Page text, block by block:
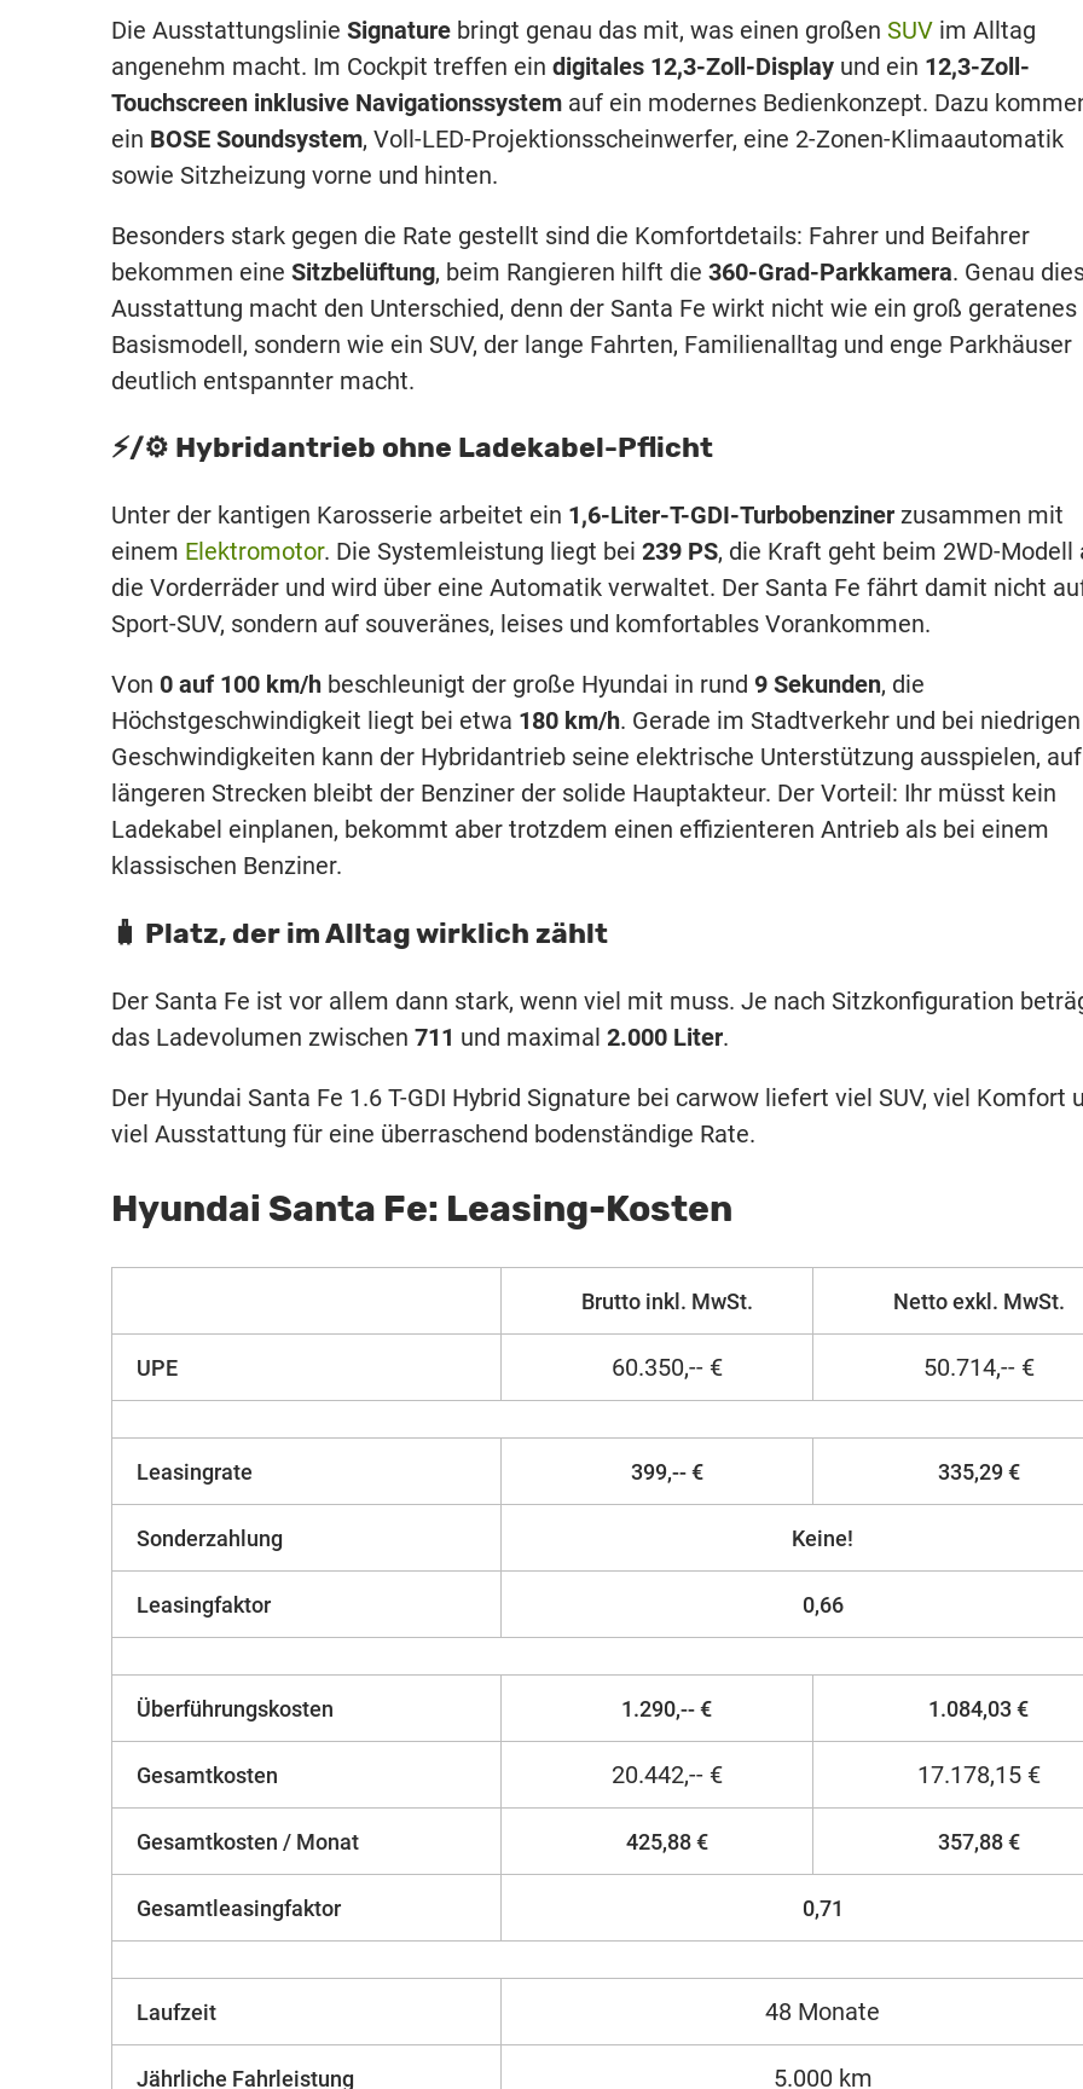
Die Ausstattungslinie Signature bringt genau das mit, was einen großen SUV im Alltag
angenehm macht. Im Cockpit treffen ein digitales 12,3-Zoll-Display und ein 12,3-Zoll-
Touchscreen inklusive Navigationssystem auf ein modernes Bedienkonzept. Dazu
ein BOSE Soundsystem, Voll-LED-Projektionsscheinwerfer, eine 2-Zonen-Klimaautomatik
sowie Sitzheizung vorne und hinten.
Besonders stark gegen die Rate gestellt sind die Komfortdetails: Fahrer und Beifahrer
bekommen eine Sitzbelüftung, beim Rangieren hilft die 360-Grad-Parkkamera. Genau
Ausstattung macht den Unterschied, denn der Santa Fe wirkt nicht wie ein groß geratenes
Basismodell, sondern wie ein SUV, der lange Fahrten, Familienalltag und enge Parkhäuser
deutlich entspannter macht.
⚡️/⚙️ Hybridantrieb ohne Ladekabel-Pflicht
Unter der kantigen Karosserie arbeitet ein 1,6-Liter-T-GDI-Turbobenziner zusammen mit
einem Elektromotor. Die Systemleistung liegt bei 239 PS, die Kraft geht beim 2WD-Modell
die Vorderräder und wird über eine Automatik verwaltet. Der Santa Fe fährt damit nicht
Sport-SUV, sondern auf souveränes, leises und komfortables Vorankommen.
Von 0 auf 100 km/h beschleunigt der große Hyundai in rund 9 Sekunden, die
Höchstgeschwindigkeit liegt bei etwa 180 km/h. Gerade im Stadtverkehr und bei niedrigen
Geschwindigkeiten kann der Hybridantrieb seine elektrische Unterstützung ausspielen, auf
längeren Strecken bleibt der Benziner der solide Hauptakteur. Der Vorteil: Ihr müsst kein
Ladekabel einplanen, bekommt aber trotzdem einen effizienteren Antrieb als bei einem
klassischen Benziner.
🧳 Platz, der im Alltag wirklich zählt
Der Santa Fe ist vor allem dann stark, wenn viel mit muss. Je nach Sitzkonfiguration
das Ladevolumen zwischen 711 und maximal 2.000 Liter.
Der Hyundai Santa Fe 1.6 T-GDI Hybrid Signature bei carwow liefert viel SUV, viel Komfort
viel Ausstattung für eine überraschend bodenständige Rate.
Hyundai Santa Fe: Leasing-Kosten
Brutto inkl. MwSt. Netto exkl. MwSt.
UPE 60.350,-- € 50.714,-- €
Leasingrate 399,-- € 335,29 €
Sonderzahlung Keine!
Leasingfaktor 0,66
Überführungskosten 1.290,-- € 1.084,03 €
Gesamtkosten 20.442,-- € 17.178,15 €
Gesamtkosten / Monat 425,88 € 357,88 €
Gesamtleasingfaktor 0,71
Laufzeit 48 Monate
Jährliche Fahrleistung 5.000 km